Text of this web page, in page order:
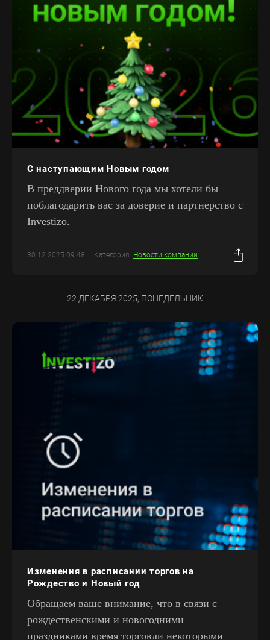
С наступающим Новым годом
В преддверии Нового года мы хотели бы
поблагодарить вас за доверие и партнерство с
Investizo.
30.12.2025 09:48 Категория: Новости компании
22 ДЕКАБРЯ 2025, ПОНЕДЕЛЬНИК
Изменения в расписании торгов на
Рождество и Новый год
Обращаем ваше внимание, что в связи с
рождественскими и новогодними
праздниками время торговли некоторыми